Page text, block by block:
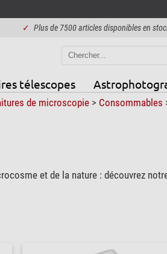
✓ Plus de 7500 articles disponibles en
télescopes
de microscopie > Consommables
et de la nature : découvrez